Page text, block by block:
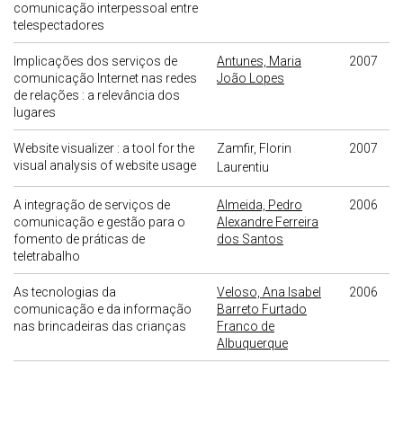
comunicação interpessoal entre
telespectadores
Implicações dos serviços de
comunicação Internet nas redes
de relações : a relevância dos
lugares
Antunes, Maria
João Lopes
2007
Website visualizer : a tool for the
visual analysis of website usage
Zamfir, Florin
Laurentiu
2007
A integração de serviços de
comunicação e gestão para o
fomento de práticas de
teletrabalho
Almeida, Pedro
Alexandre Ferreira
dos Santos
2006
As tecnologias da
comunicação e da informação
nas brincadeiras das crianças
Veloso, Ana Isabel
Barreto Furtado
Franco de
Albuquerque
2006